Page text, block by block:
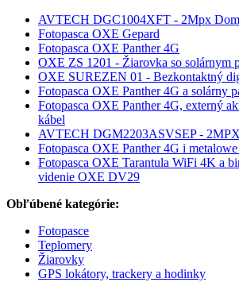
AVTECH DGC1004XFT - 2Mpx
Fotopasca OXE Gepard
Fotopasca OXE Panther 4G
OXE ZS 1201 - Žiarovka so solárnym
OXE SUREZEN 01 - Bezkontaktný
Fotopasca OXE Panther 4G a solárny
Fotopasca OXE Panther 4G, externý
kábel
AVTECH DGM2203ASVSEP -
Fotopasca OXE Panther 4G i metalowe
Fotopasca OXE Tarantula WiFi 4K a
videnie OXE DV29
Obľúbené kategórie:
Fotopasce
Teplomery
Žiarovky
GPS lokátory, trackery a hodinky